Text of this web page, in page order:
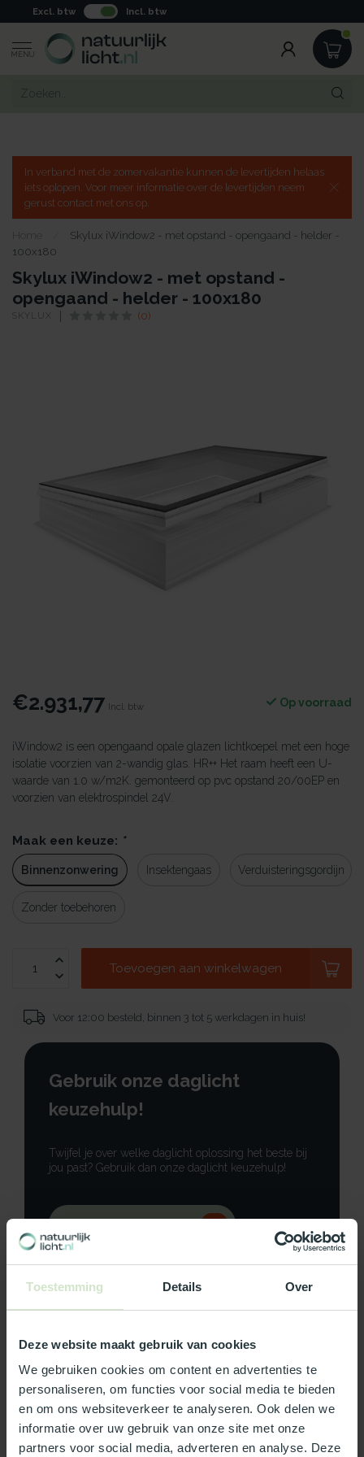
Toestemming Details Over
Deze website maakt gebruik van cookies
We gebruiken cookies om content en advertenties te
personaliseren, om functies voor social media te bieden
en om ons websiteverkeer te analyseren. Ook delen we
informatie over uw gebruik van onze site met onze
partners voor social media, adverteren en analyse. Deze
Excl. btw Incl. btw
MENU
In verband met de zomervakantie kunnen de levertijden helaas
iets oplopen. Voor meer informatie over de levertijden neem
gerust contact met ons op.
Home
Skylux iWindow2 - met opstand - opengaand - helder -
100x180
Skylux iWindow2 - met opstand -
opengaand - helder - 100x180
SKYLUX (0)
€2.931,77 Incl. btw Op voorraad
iWindow2 is een opengaand opale glazen lichtkoepel met een hoge
isolatie voorzien van 2-wandig glas. HR++ Het raam heeft een U-
waarde van 1.0 w/m2K. gemonteerd op pvc opstand 20/00EP en
voorzien van elektrospindel 24V.
Maak een keuze: *
Binnenzonwering Insektengaas Verduisteringsgordijn
Zonder toebehoren
Toevoegen aan winkelwagen
Voor 12:00 besteld, binnen 3 tot 5 werkdagen in huis!
Gebruik onze daglicht
keuzehulp!
Twijfel je over welke daglicht oplossing het beste bij
jou past? Gebruik dan onze daglicht keuzehulp!
Neem contact op
Productomschrijving
Specificaties
Reviews